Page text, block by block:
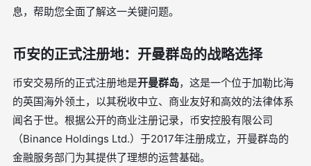
息，帮助您全面了解这一关键问题。
币安的正式注册地：开曼群岛的战略选择
币安交易所的正式注册地是开曼群岛，这是一个位于加勒比海
的英国海外领土，以其税收中立、商业友好和高效的法律体系
闻名于世。根据公开的商业注册记录，币安控股有限公司
（Binance Holdings Ltd.）于2017年注册成立，开曼群岛的
金融服务部门为其提供了理想的运营基础。